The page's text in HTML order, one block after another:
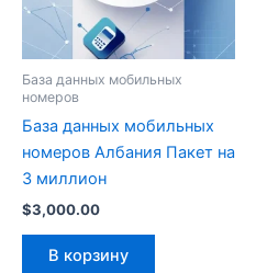
База данных мобильных
номеров
База данных мобильных
номеров Албания Пакет на
3 миллион
$3,000.00
В корзину